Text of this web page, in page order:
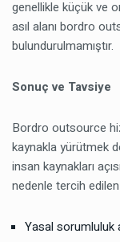
genellikle küçük ve
asıl alanı bordro
bulundurulmamıştır.
Sonuç ve Tavsiye
Bordro outsource
kaynakla yürütmek
insan kaynakları
nedenle tercih
Yasal sorumluluk